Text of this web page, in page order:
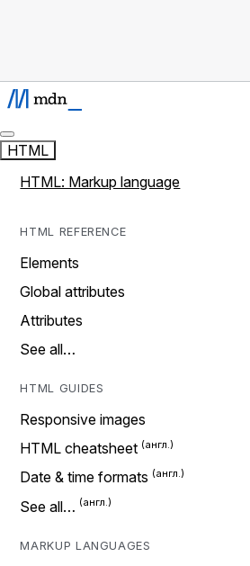
HTML
HTML: Markup language
HTML REFERENCE
Elements
Global attributes
Attributes
See all…
HTML GUIDES
Responsive images
HTML cheatsheet
Date & time formats
See all…
MARKUP LANGUAGES